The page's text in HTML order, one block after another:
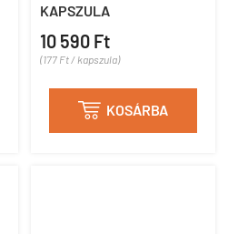
KAPSZULA
10 590 Ft
(177 Ft / kapszula)
 KOSÁRBA